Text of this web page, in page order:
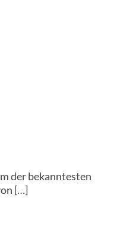
der bekanntesten
[…]